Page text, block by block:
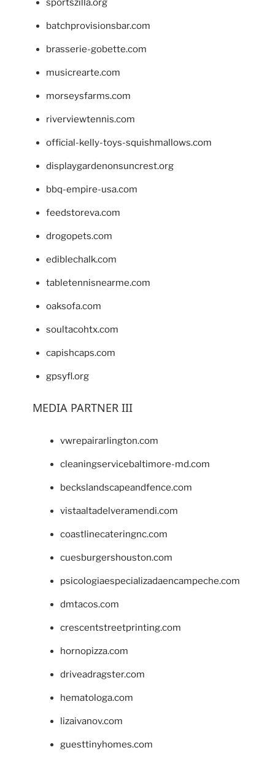
sportszilla.org
batchprovisionsbar.com
brasserie-gobette.com
musicrearte.com
morseysfarms.com
riverviewtennis.com
official-kelly-toys-squishmallows.com
displaygardenonsuncrest.org
bbq-empire-usa.com
feedstoreva.com
drogopets.com
ediblechalk.com
tabletennisnearme.com
oaksofa.com
soultacohtx.com
capishcaps.com
gpsyfl.org
MEDIA PARTNER III
vwrepairarlington.com
cleaningservicebaltimore-md.com
beckslandscapeandfence.com
vistaaltadelveramendi.com
coastlinecateringnc.com
cuesburgershouston.com
psicologiaespecializadaencampeche.com
dmtacos.com
crescentstreetprinting.com
hornopizza.com
driveadragster.com
hematologa.com
lizaivanov.com
guesttinyhomes.com